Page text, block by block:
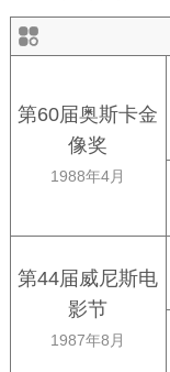
第60届奥斯卡金
像奖
1988年4月
第44届威尼斯电
影节
1987年8月